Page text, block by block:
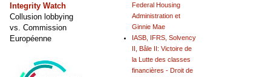
Federal Housing
Administration et
Ginnie Mae
IASB, IFRS, Solvency
II, Bâle II: Victoire de
la Lutte des classes
financières - Droit de
Integrity Watch
Collusion lobbying
vs. Commission
Européenne